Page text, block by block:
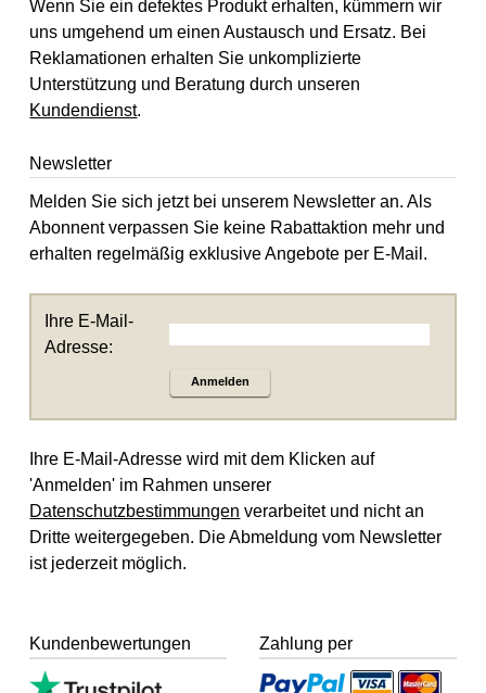
Wenn Sie ein defektes Produkt erhalten, kümmern wir
uns umgehend um einen Austausch und Ersatz. Bei
Reklamationen erhalten Sie unkomplizierte
Unterstützung und Beratung durch unseren
Kundendienst.
Newsletter
Melden Sie sich jetzt bei unserem Newsletter an. Als
Abonnent verpassen Sie keine Rabattaktion mehr und
erhalten regelmäßig exklusive Angebote per E-Mail.
Ihre E-Mail-
Adresse:
Anmelden
Ihre E-Mail-Adresse wird mit dem Klicken auf
'Anmelden' im Rahmen unserer
Datenschutzbestimmungen verarbeitet und nicht an
Dritte weitergegeben. Die Abmeldung vom Newsletter
ist jederzeit möglich.
Kundenbewertungen Zahlung per